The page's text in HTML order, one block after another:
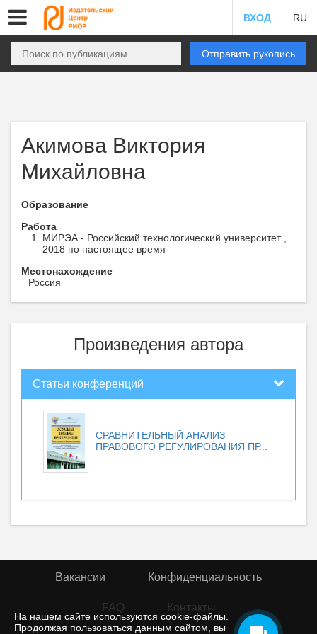
На нашем сайте используются cookie-файлы.
Продолжая пользоваться данным сайтом, вы
ВХОД RU
Отправить рукопись
Акимова Виктория
Михайловна
Образование
Работа
МИРЭА - Российский технологический университет ,
2018 по настоящее время
Местонахождение
Россия
Произведения автора
Статьи конференций
СРАВНИТЕЛЬНЫЙ АНАЛИЗ
ПРАВОВОГО РЕГУЛИРОВАНИЯ ПР...
Вакансии Конфиденциальность
FAQ Контакты